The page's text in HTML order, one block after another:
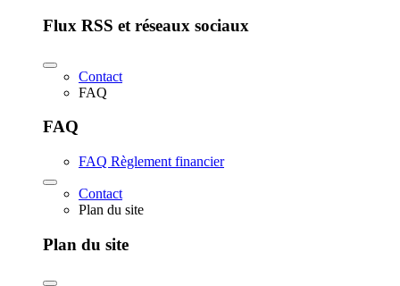
Flux RSS et réseaux sociaux
Contact
FAQ
FAQ
FAQ Règlement financier
Contact
Plan du site
Plan du site